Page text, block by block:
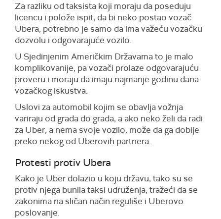
Za razliku od taksista koji moraju da poseduju
licencu i polože ispit, da bi neko postao vozač
Ubera, potrebno je samo da ima važeću vozačku
dozvolu i odgovarajuće vozilo.
U Sjedinjenim Američkim Državama to je malo
komplikovanije, pa vozači prolaze odgovarajuću
proveru i moraju da imaju najmanje godinu dana
vozačkog iskustva.
Uslovi za automobil kojim se obavlja vožnja
variraju od grada do grada, a ako neko želi da radi
za Uber, a nema svoje vozilo, može da ga dobije
preko nekog od Uberovih partnera.
Protesti protiv Ubera
Kako je Uber dolazio u koju državu, tako su se
protiv njega bunila taksi udruženja, tražeći da se
zakonima na sličan način reguliše i Uberovo
poslovanje.